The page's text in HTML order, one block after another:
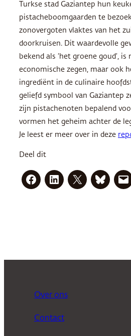
Turkse stad Gaziantep hun
pistacheboomgaarden te
zonovergoten vlaktes van het
doorkruisen. Dit waardevolle
bekend als ‘het groene goud’,
economische zegen, maar ook
ingrediënt in de culinaire
geliefd symbool van Gaziantep
zijn pistachenoten bepalend
vormen het geheim achter de
Je leest er meer over in deze
Deel dit
Over ons
Contact